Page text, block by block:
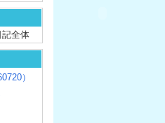
記全体
）